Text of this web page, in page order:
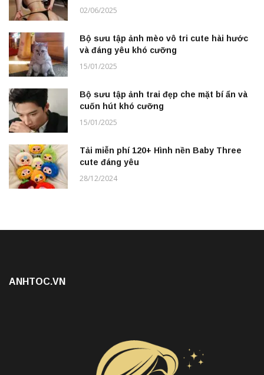
02/06/2025
Bộ sưu tập ảnh mèo vô tri cute hài hước
và đáng yêu khó cưỡng
15/01/2025
Bộ sưu tập ảnh trai đẹp che mặt bí ẩn và
cuốn hút khó cưỡng
15/01/2025
Tải miễn phí 120+ Hình nền Baby Three
cute đáng yêu
28/12/2024
ANHTOC.VN